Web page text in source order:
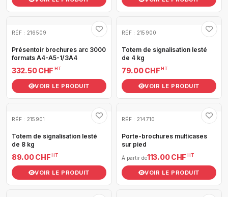
RÉF : 216509
Présentoir brochures arc 3000
formats A4-A5-1/3A4
332.50 CHF HT
VOIR LE PRODUIT
RÉF : 215900
Totem de signalisation lesté
de 4 kg
79.00 CHF HT
VOIR LE PRODUIT
RÉF : 215901
Totem de signalisation lesté
de 8 kg
89.00 CHF HT
VOIR LE PRODUIT
RÉF : 214710
Porte-brochures multicases
sur pied
À partir de113.00 CHF HT
VOIR LE PRODUIT